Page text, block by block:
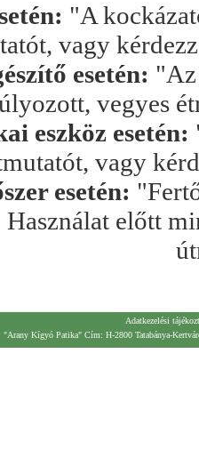
"A
vagy
esetén: "Az
vegyes
eszköz esetén:
vagy
esetén:
előtt
Adatkezelési
"Arany Kígyó Patika" Cím: H-2800 Tatabánya-